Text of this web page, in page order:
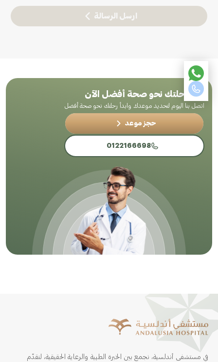
ارسل الرسالة
ابدأ رحلتك نحو صحة أفضل الآن
اتصل بنا اليوم لتحديد موعدك وابدأ رحلتك نحو صحة أفضل
حجز موعد
0122166698
في مستشفى أندلسية، نجمع بين الخبرة الطبية والرعاية الحقيقية، لنقدّم